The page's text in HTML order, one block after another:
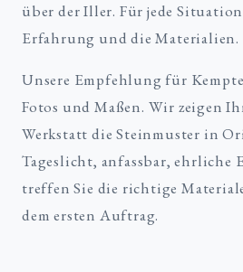
über der Iller. Für jede
Erfahrung und die Materialien.
Unsere Empfehlung für
Fotos und Maßen. Wir zeigen
Werkstatt die Steinmuster in
Tageslicht, anfassbar, ehrliche
treffen Sie die richtige
dem ersten Auftrag.